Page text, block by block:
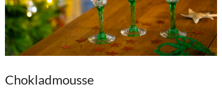
Chokladmousse